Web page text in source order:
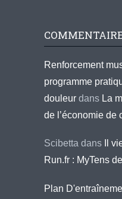
Renforcement
programme
douleur dans La
de l’économie de
Scibetta dans
Il
Run.fr : MyTens
Plan